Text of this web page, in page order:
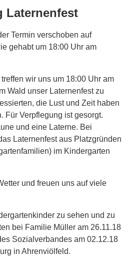
Laternenfest
Termin verschoben auf
gehabt um 18:00 Uhr am
wir uns um 18:00 Uhr am
Wald unser Laternenfest zu
die Lust und Zeit haben
Für Verpflegung ist gesorgt.
und eine Laterne. Bei
Laternenfest aus Platzgründen
im Kindergarten
und freuen uns auf viele
zu sehen und zu
bei Familie Müller am 26.11.18
Sozialverbandes am 02.12.18
in Ahrenviölfeld.